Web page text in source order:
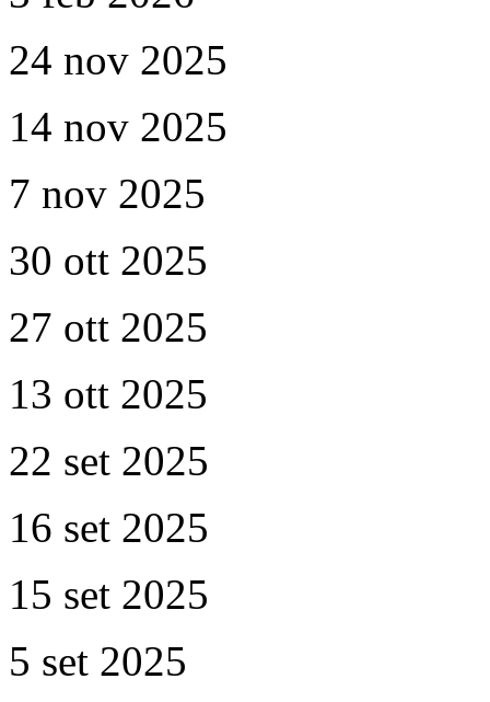
24 nov 2025
14 nov 2025
7 nov 2025
30 ott 2025
27 ott 2025
13 ott 2025
22 set 2025
16 set 2025
15 set 2025
5 set 2025